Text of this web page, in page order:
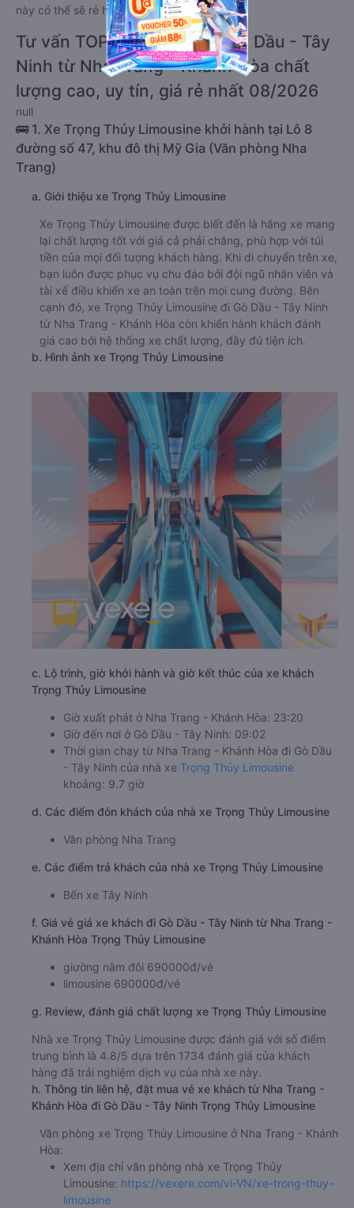
này có thể sẽ rẻ hơn.
Tư vấn TOP 3 xe khách đi Gò Dầu - Tây
Ninh từ Nha Trang - Khánh Hòa chất
lượng cao, uy tín, giá rẻ nhất 08/2026
null
🚌 1. Xe Trọng Thủy Limousine khởi hành tại Lô 8
đường số 47, khu đô thị Mỹ Gia (Văn phòng Nha
Trang)
a. Giới thiệu xe Trọng Thủy Limousine
Xe Trọng Thủy Limousine được biết đến là hãng xe mang
lại chất lượng tốt với giá cả phải chăng, phù hợp với túi
tiền của mọi đối tượng khách hàng. Khi di chuyển trên xe,
bạn luôn được phục vụ chu đáo bởi đội ngũ nhân viên và
tài xế điều khiển xe an toàn trên mọi cung đường. Bên
cạnh đó, xe Trọng Thủy Limousine đi Gò Dầu - Tây Ninh
từ Nha Trang - Khánh Hòa còn khiến hành khách đánh
giá cao bởi hệ thống xe chất lượng, đầy đủ tiện ích.
b. Hình ảnh xe Trọng Thủy Limousine
c. Lộ trình, giờ khởi hành và giờ kết thúc của xe khách
Trọng Thủy Limousine
Giờ xuất phát ở Nha Trang - Khánh Hòa: 23:20
Giờ đến nơi ở Gò Dầu - Tây Ninh: 09:02
Thời gian chạy từ Nha Trang - Khánh Hòa đi Gò Dầu
- Tây Ninh của nhà xe Trọng Thủy Limousine
khoảng: 9.7 giờ
d. Các điểm đón khách của nhà xe Trọng Thủy Limousine
Văn phòng Nha Trang
e. Các điểm trả khách của nhà xe Trọng Thủy Limousine
Bến xe Tây Ninh
f. Giá vé giá xe khách đi Gò Dầu - Tây Ninh từ Nha Trang -
Khánh Hòa Trọng Thủy Limousine
giường nằm đôi 690000đ/vé
limousine 690000đ/vé
g. Review, đánh giá chất lượng xe Trọng Thủy Limousine
Nhà xe Trọng Thủy Limousine được đánh giá với số điểm
trung bình là 4.8/5 dựa trên 1734 đánh giá của khách
hàng đã trải nghiệm dịch vụ của nhà xe này.
h. Thông tin liên hệ, đặt mua vé xe khách từ Nha Trang -
Khánh Hòa đi Gò Dầu - Tây Ninh Trọng Thủy Limousine
Văn phòng xe Trọng Thủy Limousine ở Nha Trang - Khánh
Hòa:
Xem địa chỉ văn phòng nhà xe Trọng Thủy
Limousine: https://vexere.com/vi-VN/xe-trong-thuy-
limousine